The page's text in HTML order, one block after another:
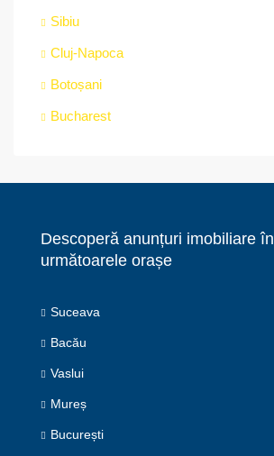
Sibiu
Cluj-Napoca
Botoșani
Bucharest
Descoperă anunțuri imobiliare în
următoarele orașe
Suceava
Bacău
Vaslui
Mureș
București